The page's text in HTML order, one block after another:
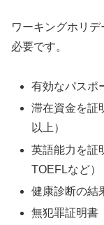
ワーキングホリ
必要です。
有効なパスポ
滞在資金を証
以上）
英語能力を証
TOEFLなど）
健康診断の結
無犯罪証明書